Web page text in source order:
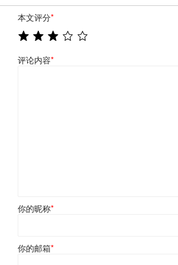
本文评分*
评论内容*
你的昵称*
你的邮箱*